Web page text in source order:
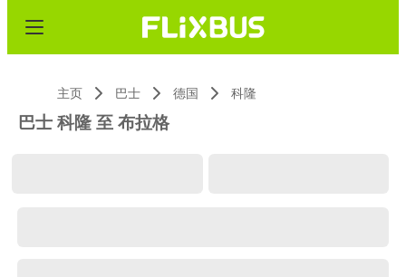
主页 巴士 德国 科隆
巴士 科隆 至 布拉格